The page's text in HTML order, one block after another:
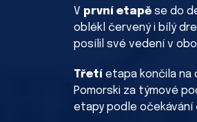
V první etapě se do
oblékl červený i bílý
posílil své vedení v
Třetí etapa končila na
Pomorski za týmové
etapy podle očekávání